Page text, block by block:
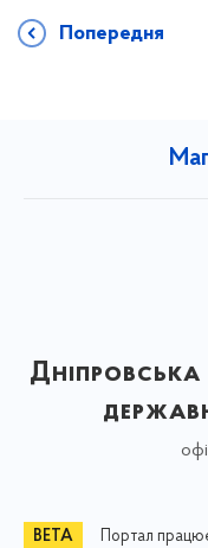
Попередня
Дніпровська
Портал